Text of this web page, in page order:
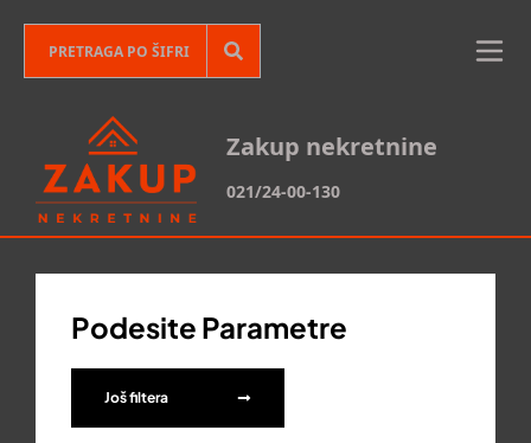
Zakup nekretnine
021/24-00-130
Podesite Parametre
Još filtera